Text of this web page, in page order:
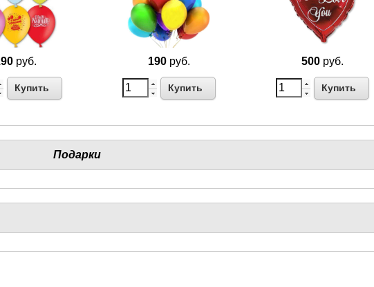
руб.
Купить
190руб.
Купить
500руб.
Купить
Подарки